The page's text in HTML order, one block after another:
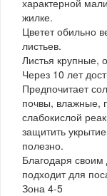
жилке.
Цветет обильно
листьев.
Листья крупные,
Через 10 лет
Предпочитает
почвы, влажные,
слабокислой
защитить
полезно.
Благодаря
подходит для
Зона 4-5